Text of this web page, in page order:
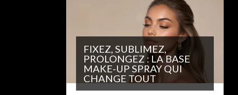
FIXEZ, SUBLIMEZ,
PROLONGEZ : LA BASE
MAKE-UP SPRAY QUI
CHANGE TOUT